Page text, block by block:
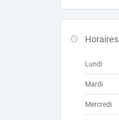
Horaires
Lundi
Mardi
Mercredi